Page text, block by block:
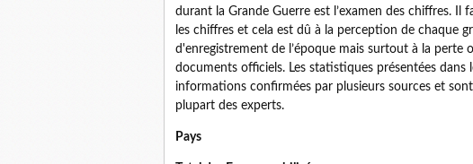
durant la Grande Guerre est l’examen des chiffres. Il
les chiffres et cela est dû à la perception de chaque
d'enregistrement de l’époque mais surtout à la
documents officiels. Les statistiques présentées dans
informations confirmées par plusieurs sources et
plupart des experts.
Pays